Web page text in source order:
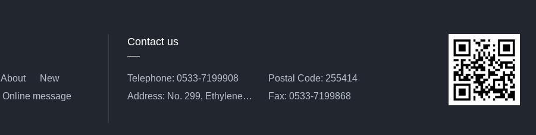
About
New
Online message
Contact us
Telephone: 0533-7199908
Postal Code: 255414
Address: No. 299, Ethylene
Fax: 0533-7199868